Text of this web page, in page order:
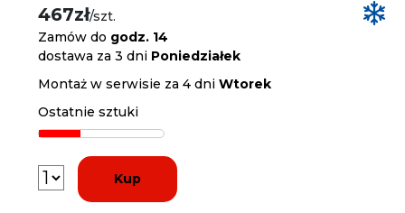
467zł/szt.
Zamów do godz. 14
dostawa za 3 dni Poniedziałek
Montaż w serwisie za 4 dniWtorek
Ostatnie sztuki
Kup